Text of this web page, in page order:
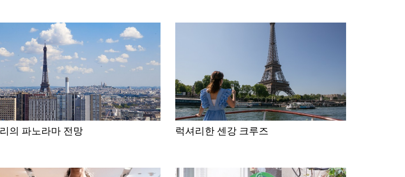
파리의 파노라마 전망 럭셔리한 센강 크루즈